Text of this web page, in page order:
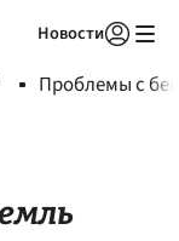
Новости
Проблемы с